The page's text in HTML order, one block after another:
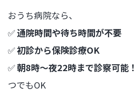
おうち病院なら、
✅通院時間や待ち時間が不要
✅初診から保険診療OK
✅朝8時〜夜22時まで診察可能！
つでもOK